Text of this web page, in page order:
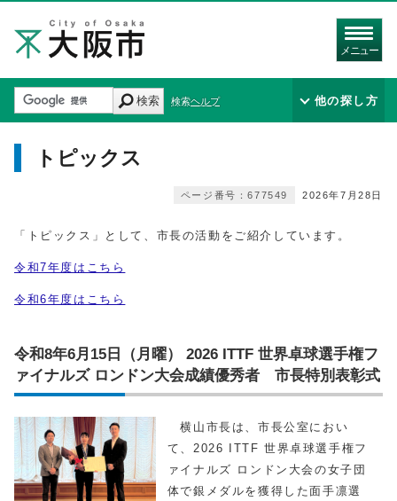
メニュー
検索 検索ヘルプ 他の探し方
トピックス
2026年7月28日
ページ番号：677549
「トピックス」として、市長の活動をご紹介しています。
令和7年度はこちら
令和6年度はこちら
令和8年6月15日（月曜） 2026 ITTF 世界卓球選手権フ
ァイナルズ ロンドン大会成績優秀者 市長特別表彰式
横山市長は、市長公室におい
て、2026 ITTF 世界卓球選手権フ
ァイナルズ ロンドン大会の女子団
体で銀メダルを獲得した面手凛選